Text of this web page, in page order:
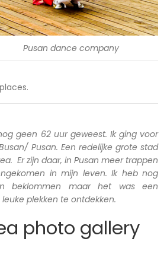
Pusan dance company
geen 62 uur geweest. Ik ging voor
Pusan. Een redelijke grote stad
Er zijn daar, in Pusan meer trappen
in mijn leven. Ik heb nog
beklommen maar het was een
plekken te ontdekken.
photo gallery